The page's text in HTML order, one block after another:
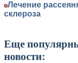
Лечение
склероза
Еще
новости: